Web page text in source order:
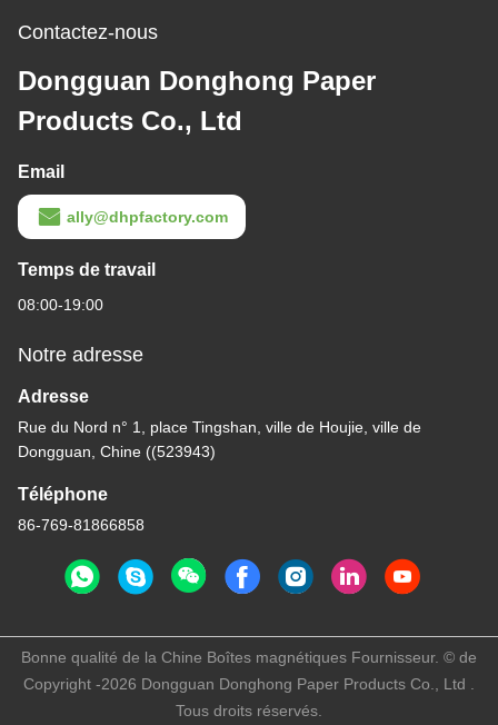
Contactez-nous
Dongguan Donghong Paper
Products Co., Ltd
Email
ally@dhpfactory.com
Temps de travail
08:00-19:00
Notre adresse
Adresse
Rue du Nord n° 1, place Tingshan, ville de Houjie, ville de
Dongguan, Chine ((523943)
Téléphone
86-769-81866858
Bonne qualité de la Chine Boîtes magnétiques Fournisseur. © de
Copyright -2026 Dongguan Donghong Paper Products Co., Ltd .
Tous droits réservés.